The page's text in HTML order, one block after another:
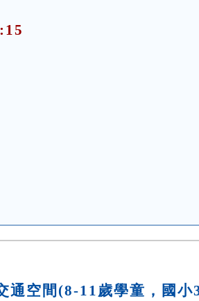
通空間(8-11歲學童，國小